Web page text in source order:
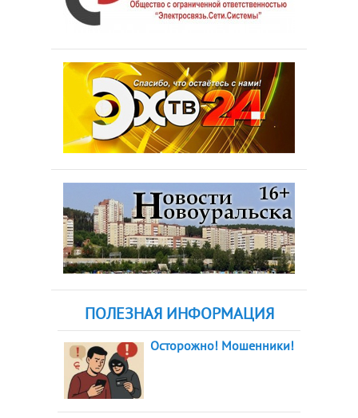
ПОЛЕЗНАЯ ИНФОРМАЦИЯ
Осторожно! Мошенники!